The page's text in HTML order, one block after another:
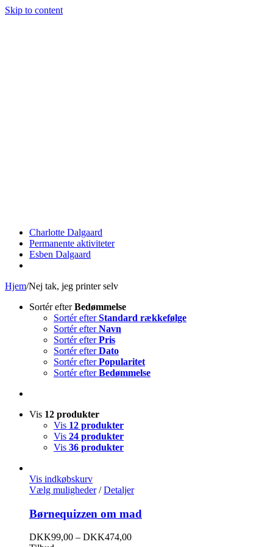
Skip to content
Charlotte Dalgaard
Permanente aktiviteter
Esben Dalgaard
Hjem/Nej tak, jeg printer selv
Sortér efterBedømmelse
Sortér efterStandard rækkefølge
Sortér efterNavn
Sortér efterPris
Sortér efterDato
Sortér efterPopularitet
Sortér efterBedømmelse
Vis 12 produkter
Vis 12 produkter
Vis 24 produkter
Vis 36 produkter
Vis indkøbskurv
Vælg muligheder/ Detaljer
Børnequizzen om mad
DKK99,00 – DKK474,00